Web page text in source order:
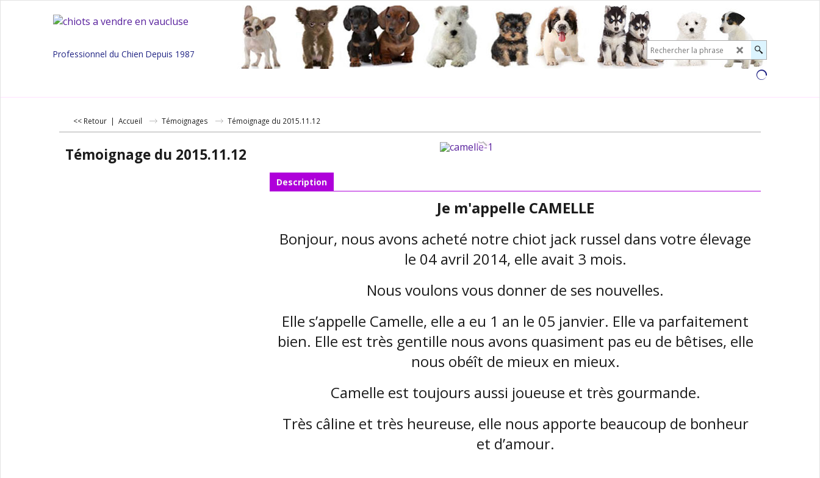
Professionnel du Chien Depuis 1987
<< Retour | Accueil Témoignages Témoignage du 2015.11.12
Témoignage du 2015.11.12
Description
Je m'appelle CAMELLE
Bonjour, nous avons acheté notre chiot jack russel dans votre élevage
le 04 avril 2014, elle avait 3 mois.
Nous voulons vous donner de ses nouvelles.
Elle s’appelle Camelle, elle a eu 1 an le 05 janvier. Elle va parfaitement
bien. Elle est très gentille nous avons quasiment pas eu de bêtises, elle
nous obéît de mieux en mieux.
Camelle est toujours aussi joueuse et très gourmande.
Très câline et très heureuse, elle nous apporte beaucoup de bonheur
et d’amour.